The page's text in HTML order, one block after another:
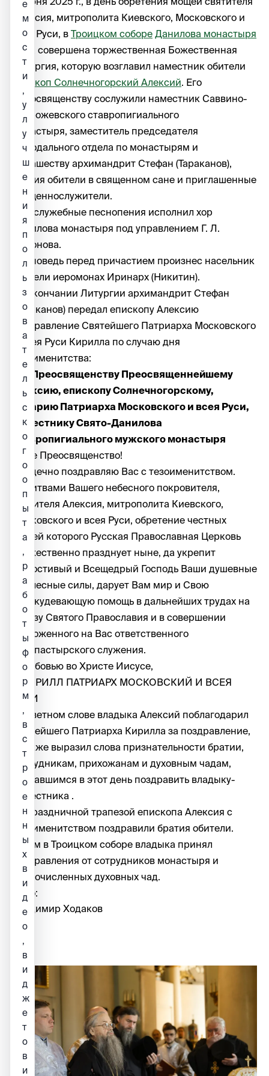
Алексия, митрополита Киевского, Московского и
всея Руси, в Троицком соборе Данилова монастыря
была совершена торжественная Божественная
Литургия, которую возглавил наместник обители
епископ Солнечногорский Алексий. Его
Преосвященству сослужили наместник Саввино-
Сторожевского ставропигиального
монастыря, заместитель председателя
Синодального отдела по монастырям и
монашеству архимандрит Стефан (Тараканов),
братия обители в священном сане и приглашенные
священнослужители.
Богослужебные песнопения исполнил хор
Данилова монастыря под управлением Г. Л.
Сафонова.
Проповедь перед причастием произнес насельник
обители иеромонах Иринарх (Никитин).
По окончании Литургии архимандрит Стефан
(Тараканов) передал епископу Алексию
поздравление Святейшего Патриарха Московского
и всея Руси Кирилла по случаю дня
тезоименитства:
Его Преосвященству Преосвященнейшему
Алексию, епископу Солнечногорскому,
викарию Патриарха Московского и всея Руси,
наместнику Свято-Данилова
ставропигиального мужского монастыря
Ваше Преосвященство!
Сердечно поздравляю Вас с тезоименитством.
Молитвами Вашего небесного покровителя,
святителя Алексия, митрополита Киевского,
Московского и всея Руси, обретение честных
мощей которого Русская Православная Церковь
торжественно празднует ныне, да укрепит
Милостивый и Всещедрый Господь Ваши душевные
и телесные силы, дарует Вам мир и Свою
неоскудевающую помощь в дальнейших трудах на
пользу Святого Православия и в совершении
возложенного на Вас ответственного
архипастырского служения.
С любовью во Христе Иисусе,
+ КИРИЛЛ ПАТРИАРХ МОСКОВСКИЙ И ВСЕЯ
РУСИ
В ответном слове владыка Алексий поблагодарил
Святейшего Патриарха Кирилла за поздравление,
а также выразил слова признательности братии,
сотрудникам, прихожанам и духовным чадам,
собравшимся в этот день поздравить владыку-
наместника .
За праздничной трапезой епископа Алексия с
тезоименитством поздравили братия обители.
Затем в Троицком соборе владыка принял
поздравления от сотрудников монастыря и
многочисленных духовных чад.
Фото:
Владимир Ходаков
е
м
о
с
т
и
,
у
л
у
ч
ш
е
н
и
я
п
о
л
ь
з
о
в
а
т
е
л
ь
с
к
о
г
о
о
п
ы
т
а
,
р
а
б
о
т
ы
ф
о
р
м
,
в
с
т
р
о
е
н
н
ы
х
в
и
д
е
о
,
в
и
д
ж
е
т
о
в
и